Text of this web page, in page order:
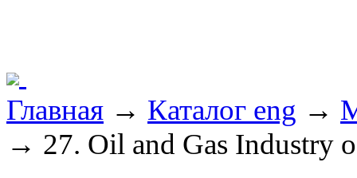
Главная → Каталог eng →
→ 27. Oil and Gas Industry